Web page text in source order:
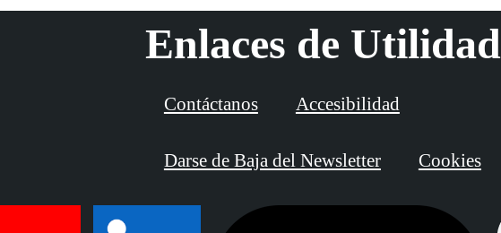
de la
Enlaces de Utilidad
Contáctanos Accesibilidad
Darse de Baja del Newsletter Cookies